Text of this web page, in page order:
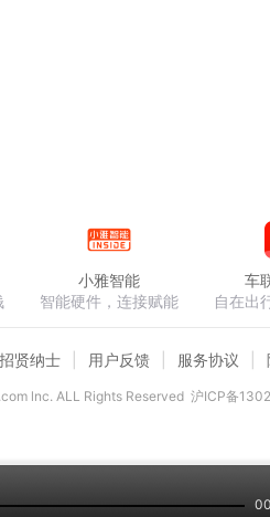
小雅智能
智能硬件，连接赋能
车
自在出
招贤纳士 用户反馈 服务协议
lnc. ALL Rights Reserved 沪ICP备